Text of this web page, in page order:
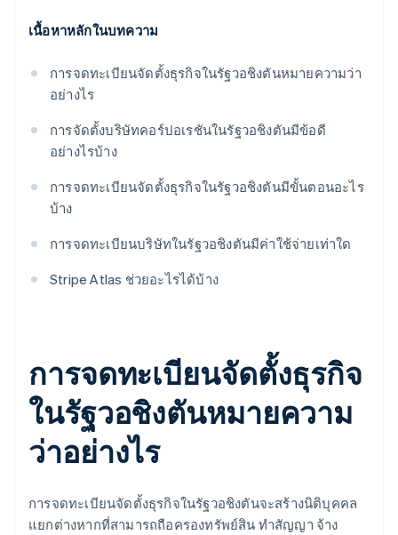
เนื้อหาหลักในบทความ
การจดทะเบียนจัดตั้งธุรกิจในรัฐวอชิงตันหมายความว่า
อย่างไร
การจัดตั้งบริษัทคอร์ปอเรชันในรัฐวอชิงตันมีข้อดี
อย่างไรบ้าง
การจดทะเบียนจัดตั้งธุรกิจในรัฐวอชิงตันมีขั้นตอนอะไร
บ้าง
การจดทะเบียนบริษัทในรัฐวอชิงตันมีค่าใช้จ่ายเท่าใด
Stripe Atlas ช่วยอะไรได้บ้าง
การจดทะเบียนจัดตั้งธุรกิจ
ในรัฐวอชิงตันหมายความ
ว่าอย่างไร
การจดทะเบียนจัดตั้งธุรกิจในรัฐวอชิงตันจะสร้างนิติบุคคล
แยกต่างหากที่สามารถถือครองทรัพย์สิน ทำสัญญา จ้าง